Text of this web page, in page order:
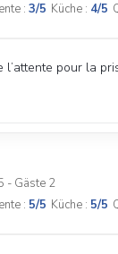
: 3/5 Küche : 4/5
l’attente pour la
- Gäste 2
: 5/5 Küche : 5/5